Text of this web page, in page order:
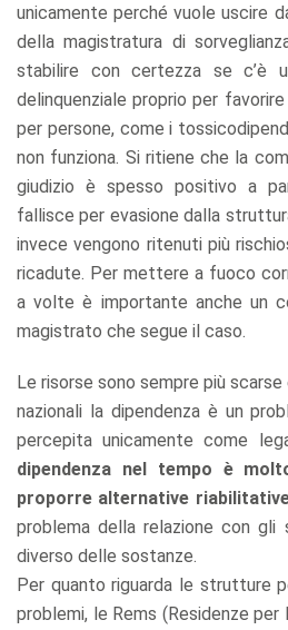
unicamente perché vuole uscire
della magistratura di
stabilire con certezza se c’è
delinquenziale proprio per
per persone, come i
non funziona. Si ritiene che la
giudizio è spesso positivo a
fallisce per evasione dalla
invece vengono ritenuti più
ricadute. Per mettere a fuoco
a volte è importante anche un
magistrato che segue il caso.
Le risorse sono sempre più
nazionali la dipendenza è un
percepita unicamente come
dipendenza nel tempo è
proporre alternative
problema della relazione con
diverso delle sostanze.
Per quanto riguarda le strutture
problemi, le Rems (Residenze